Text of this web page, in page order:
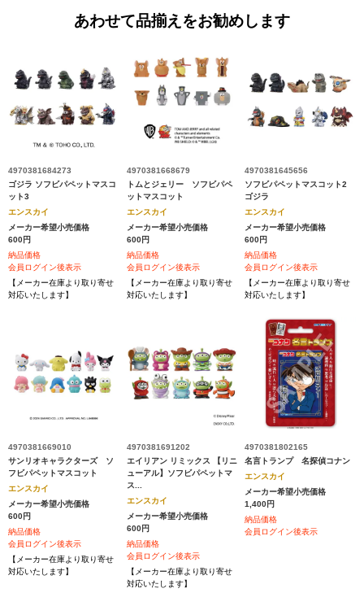
あわせて品揃えをお勧めします
4970381684273
ゴジラ ソフビパペットマスコ
ット3
エンスカイ
メーカー希望小売価格
600円
納品価格
会員ログイン後表示
【メーカー在庫より取り寄せ
対応いたします】
4970381668679
トムとジェリー ソフビパペ
ットマスコット
エンスカイ
メーカー希望小売価格
600円
納品価格
会員ログイン後表示
【メーカー在庫より取り寄せ
対応いたします】
4970381645656
ソフビパペットマスコット2
ゴジラ
エンスカイ
メーカー希望小売価格
600円
納品価格
会員ログイン後表示
【メーカー在庫より取り寄せ
対応いたします】
4970381669010
サンリオキャラクターズ ソ
フビパペットマスコット
エンスカイ
メーカー希望小売価格
600円
納品価格
会員ログイン後表示
【メーカー在庫より取り寄せ
対応いたします】
4970381691202
エイリアン リミックス 【リニ
ューアル】ソフビパペットマ
ス...
エンスカイ
メーカー希望小売価格
600円
納品価格
会員ログイン後表示
【メーカー在庫より取り寄せ
対応いたします】
4970381802165
名言トランプ 名探偵コナン
エンスカイ
メーカー希望小売価格
1,400円
納品価格
会員ログイン後表示